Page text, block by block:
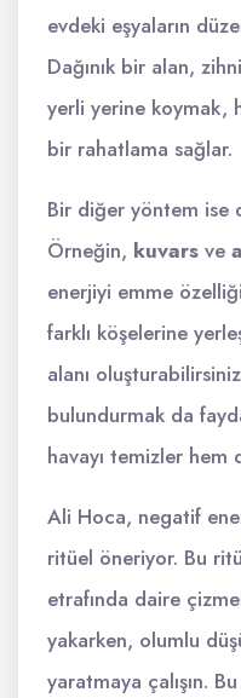
evdeki eşyaların
Dağınık bir alan, zihni
yerli yerine koymak,
bir rahatlama sağlar.
Bir diğer yöntem ise
Örneğin, kuvars ve
enerjiyi emme
farklı köşelerine
alanı
bulundurmak da
havayı temizler
Ali Hoca, negatif
ritüel öneriyor. Bu
etrafında daire
yakarken, olumlu
yaratmaya çalışın.